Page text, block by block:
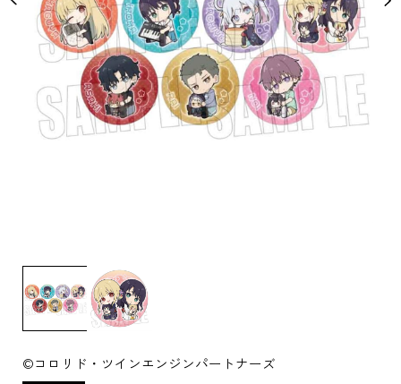
©コロリド・ツインエンジンパートナーズ